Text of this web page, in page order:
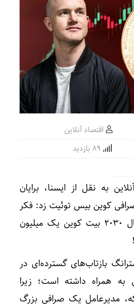
اقتصاد آنلاین
به نقل از ایسنا، برایان
کوین بیس توئیت زد: فکر
می کنم تا پایان سال ۲۰۳۰ بیت کوین یک میلیون
بازتاب‌های گسترده‌ای در
به همراه داشته است؛ زیرا
مدیرعامل یک صرافی بزرگ